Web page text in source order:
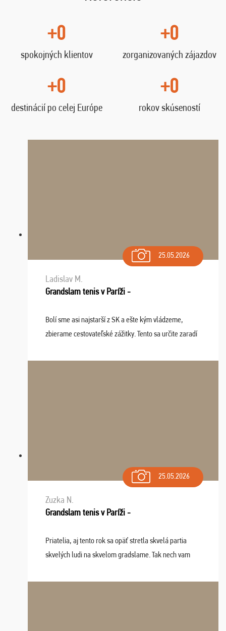
+0
spokojných klientov
+0
zorganizovaných zájazdov
+0
destinácií po celej Európe
+0
rokov skúseností
25.05.2026
Ladislav M.
Grandslam tenis v Paríži -
Bolí sme asi najstarší z SK a ešte kým vládzeme,
zbierame cestovateľské zážitky. Tento sa určite zaradí
osudu - pohodový šefík Meďo, dobrá parti ...
25.05.2026
Zuzka N.
Grandslam tenis v Paríži -
Priatelia, aj tento rok sa opäť stretla skvelá partia
skvelých ludi na skvelom gradslame. Tak nech vam
sa na budúci rok. Prajem vam este veľa ta ...